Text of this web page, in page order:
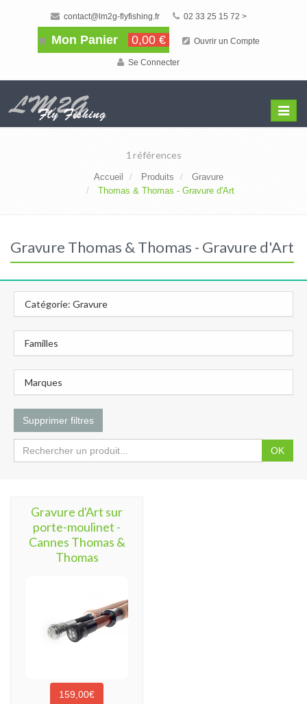
contact@lm2g-flyfishing.fr 02 33 25 15 72 >
Mon Panier 0,00 € Ouvrir un Compte
Se Connecter
Menu
1 références
Accueil Produits
Gravure
Thomas & Thomas - Gravure d'Art
Gravure Thomas & Thomas - Gravure d'Art
Catégorie: Gravure
Familles
Marques
Supprimer filtres
OK
Gravure d'Art sur
porte-moulinet -
Cannes Thomas &
Thomas
159,00€